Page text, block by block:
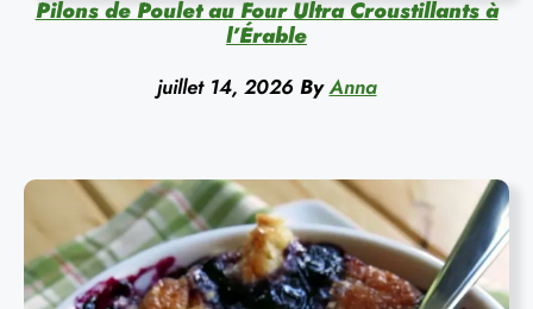
Pilons de Poulet au Four Ultra Croustillants à
l’Érable
juillet 14, 2026 By Anna